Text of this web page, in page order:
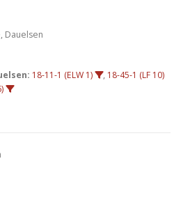
Dauelsen
18-11-1 (ELW 1) , 18-45-1 (LF 10)